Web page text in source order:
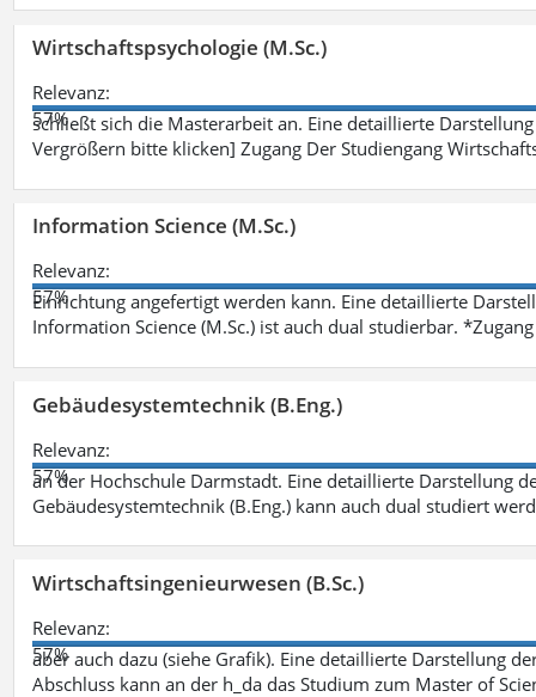
Wirtschaftspsychologie (M.Sc.)
Relevanz:
57%
schließt sich die Masterarbeit an. Eine detaillierte
Vergrößern bitte klicken] Zugang Der Studiengang
Information Science (M.Sc.)
Relevanz:
57%
Einrichtung angefertigt werden kann. Eine detaillierte
Information Science (M.Sc.) ist auch dual studierbar.
Gebäudesystemtechnik (B.Eng.)
Relevanz:
57%
an der Hochschule Darmstadt. Eine detaillierte Darstellung
Gebäudesystemtechnik (B.Eng.) kann auch dual studiert
Wirtschaftsingenieurwesen (B.Sc.)
Relevanz:
57%
aber auch dazu (siehe Grafik). Eine detaillierte Darstellung
Abschluss kann an der h_da das Studium zum Master of